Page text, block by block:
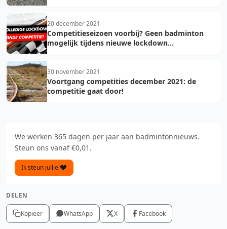
20 december 2021
Competitieseizoen voorbij? Geen badminton
mogelijk tijdens nieuwe lockdown...
30 november 2021
Voortgang competities december 2021: de
competitie gaat door!
We werken 365 dagen per jaar aan badmintonnieuws.
Steun ons vanaf €0,01.
Ik steun jullie!
DELEN
Kopieer WhatsApp X Facebook